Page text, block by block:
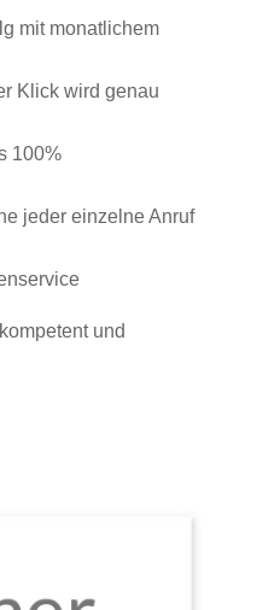
mit monatlichem
Klick wird genau
100%
jeder einzelne Anruf
und